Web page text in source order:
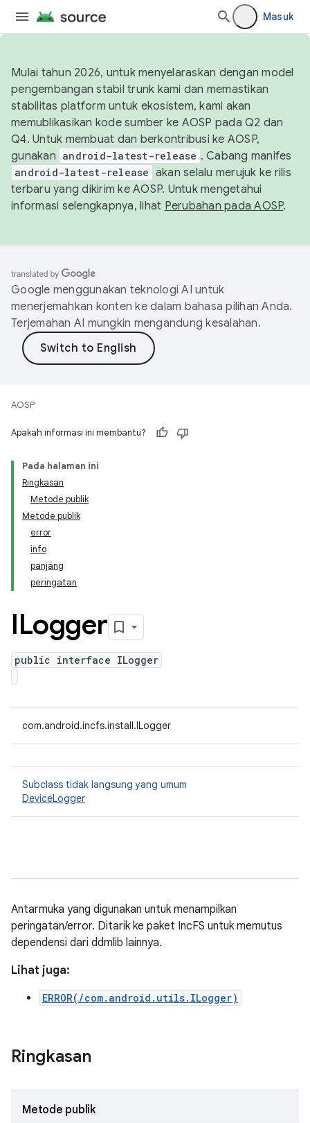
Masuk
Mulai tahun 2026, untuk menyelaraskan dengan model
pengembangan stabil trunk kami dan memastikan
stabilitas platform untuk ekosistem, kami akan
memublikasikan kode sumber ke AOSP pada Q2 dan
Q4. Untuk membuat dan berkontribusi ke AOSP,
gunakan android-latest-release . Cabang manifes
android-latest-release akan selalu merujuk ke rilis
terbaru yang dikirim ke AOSP. Untuk mengetahui
informasi selengkapnya, lihat Perubahan pada AOSP.
Google menggunakan teknologi AI untuk
menerjemahkan konten ke dalam bahasa pilihan Anda.
Terjemahan AI mungkin mengandung kesalahan.
AOSP
Apakah informasi ini membantu?
Pada halaman ini
Ringkasan
Metode publik
Metode publik
error
info
panjang
peringatan
ILogger
public interface ILogger
com.android.incfs.install.ILogger
Subclass tidak langsung yang umum
DeviceLogger
Antarmuka yang digunakan untuk menampilkan
peringatan/error. Ditarik ke paket IncFS untuk memutus
dependensi dari ddmlib lainnya.
Lihat juga:
ERROR(/com.android.utils.ILogger)
Ringkasan
Metode publik